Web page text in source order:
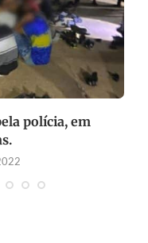
polícia, em